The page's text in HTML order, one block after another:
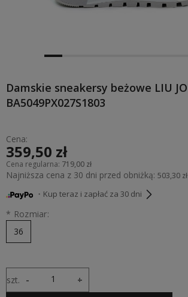
Damskie sneakersy beżowe LIU JO
BA5049PX027S1803
Cena:
359,50 zł
Cena regularna: 719,00 zł
Najniższa cena z 30 dni przed obniżką: 503,30 zł
・Kup teraz i zapłać za 30 dni
* Rozmiar:
36
szt. +
-